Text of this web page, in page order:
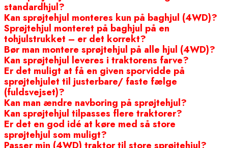
standardhjul?
Kan sprøjtehjul monteres kun på baghjul (4WD)?
Sprøjtehjul monteret på baghjul på en
tohjulstrukket – er det korrekt?
Bør man montere sprøjtehjul på alle hjul (4WD)?
Kan sprøjtehjul leveres i traktorens farve?
Er det muligt at få en given sporvidde på
sprøjtehjulet til justerbare/ faste fælge
(fuldsvejset)?
Kan man ændre navboring på sprøjtehjul?
Kan sprøjtehjul tilpasses flere traktorer?
Er det en god idé at køre med så store
sprøjtehjul som muligt?